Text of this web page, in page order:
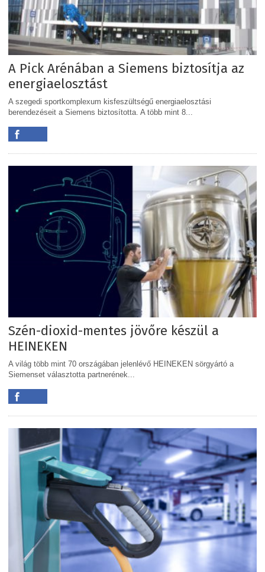
A Pick Arénában a Siemens biztosítja az
energiaelosztást
A szegedi sportkomplexum kisfeszültségű energiaelosztási
berendezéseit a Siemens biztosította. A több mint 8...
Szén-dioxid-mentes jövőre készül a
HEINEKEN
A világ több mint 70 országában jelenlévő HEINEKEN sörgyártó a
Siemenset választotta partnerének...